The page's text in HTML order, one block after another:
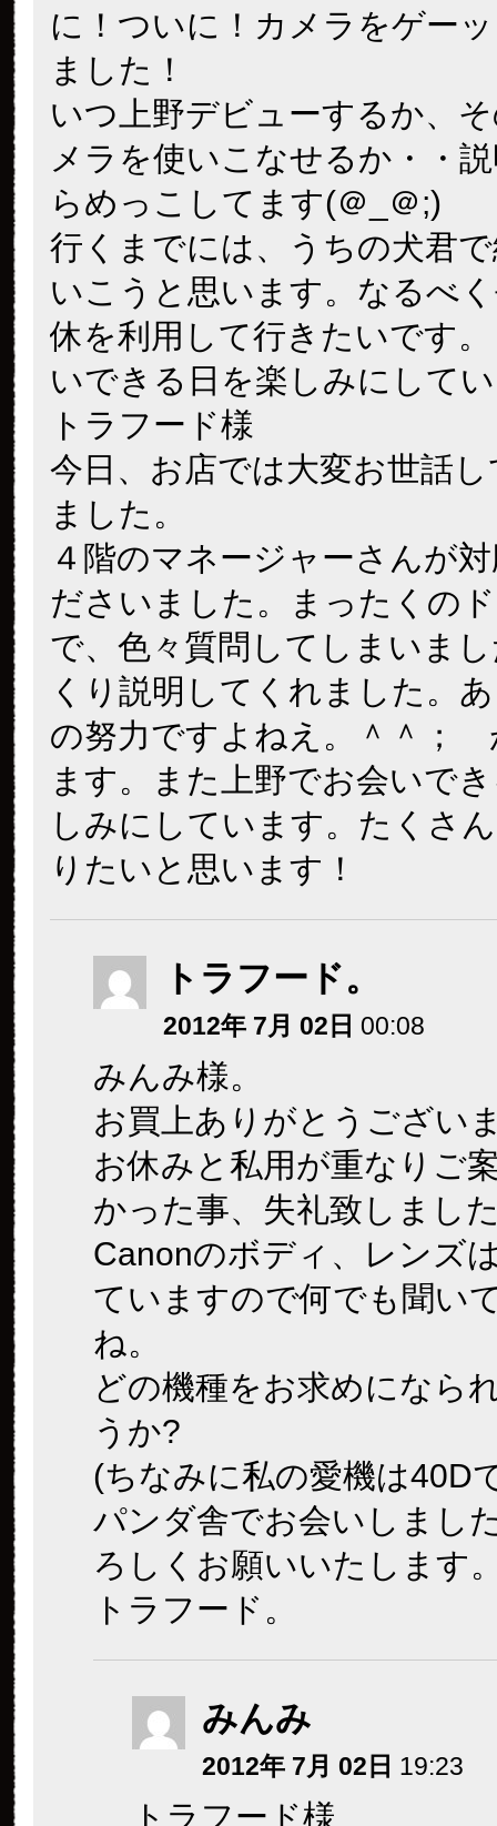
に！ついに！カメラをゲー
ました！
いつ上野デビューするか、
メラを使いこなせるか・・
らめっこしてます(＠_＠;)
行くまでには、うちの犬君
いこうと思います。なるべ
休を利用して行きたいです
いできる日を楽しみにして
トラフード様
今日、お店では大変お世話
ました。
４階のマネージャーさんが
ださいました。まったくの
で、色々質問してしまいま
くり説明してくれました。
の努力ですよねえ。＾＾；
ます。また上野でお会いで
しみにしています。たくさ
りたいと思います！
トラフード。
2012年 7月 02日 00:08
みんみ様。
お買上ありがとうござい
お休みと私用が重なりご
かった事、失礼致しまし
Canonのボディ、レンズ
ていますので何でも聞い
ね。
どの機種をお求めになら
うか?
(ちなみに私の愛機は40D
パンダ舎でお会いしまし
ろしくお願いいたします
トラフード。
みんみ
2012年 7月 02日 19:23
トラフード様